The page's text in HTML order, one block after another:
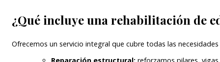
¿Qué incluye una rehabilitación de
Ofrecemos un servicio integral que cubre todas las